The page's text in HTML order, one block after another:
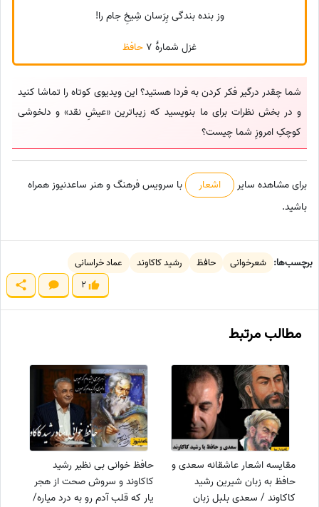
وز بنده بندگی بِرَسان شِیخِ جام را!
غزل شمارهٔ 7
حافظ
شما چقدر درگیر فکر کردن به فردا هستید؟ این ویدیوی کوتاه را تماشا کنید
و در بخش نظرات برای ما بنویسید که زیباترین «عیشِ نقد» و دلخوشی
کوچکِ امروزِ شما چیست؟
برای مشاهده سایر اشعار
با سرویس فرهنگ و هنر ساعدنیوز همراه
باشید.
برچسب‌ها: شعرخوانی حافظ رشید کاکاوند
عماد خراسانی
2
مطالب مرتبط
مقایسه اشعار عاشقانه سعدی و
حافظ به زبان شیرین رشید
کاکاوند / سعدی بلبل زبان
حافظ خوانی بی نظیر رشید
کاکاوند و سروش صحت از هجر
یار که قلب آدم رو به درد میاره/